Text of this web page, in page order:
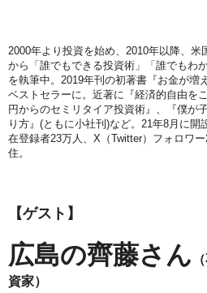
2000年より投資を始め、2010年以降、
から「誰でもできる投資術」「誰でもわ
を執筆中。2019年刊の初著書『お金が増
ベストセラーに。近著に『経済的自由を
円からのセミリタイア投資術』、『僕が
り方』(ともに小社刊)など。21年8月に開
在登録者23万人、X（Twitter）フォロワ
住。
【ゲスト】
広島の齊藤さん （
資家）